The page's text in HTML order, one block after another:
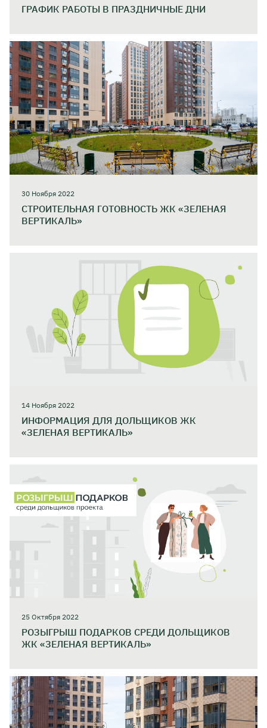
ГРАФИК РАБОТЫ В ПРАЗДНИЧНЫЕ ДНИ
30 Ноября 2022
СТРОИТЕЛЬНАЯ ГОТОВНОСТЬ ЖК «ЗЕЛЕНАЯ
ВЕРТИКАЛЬ»
14 Ноября 2022
ИНФОРМАЦИЯ ДЛЯ ДОЛЬЩИКОВ ЖК
«ЗЕЛЕНАЯ ВЕРТИКАЛЬ»
25 Октября 2022
РОЗЫГРЫШ ПОДАРКОВ СРЕДИ ДОЛЬЩИКОВ
ЖК «ЗЕЛЕНАЯ ВЕРТИКАЛЬ»